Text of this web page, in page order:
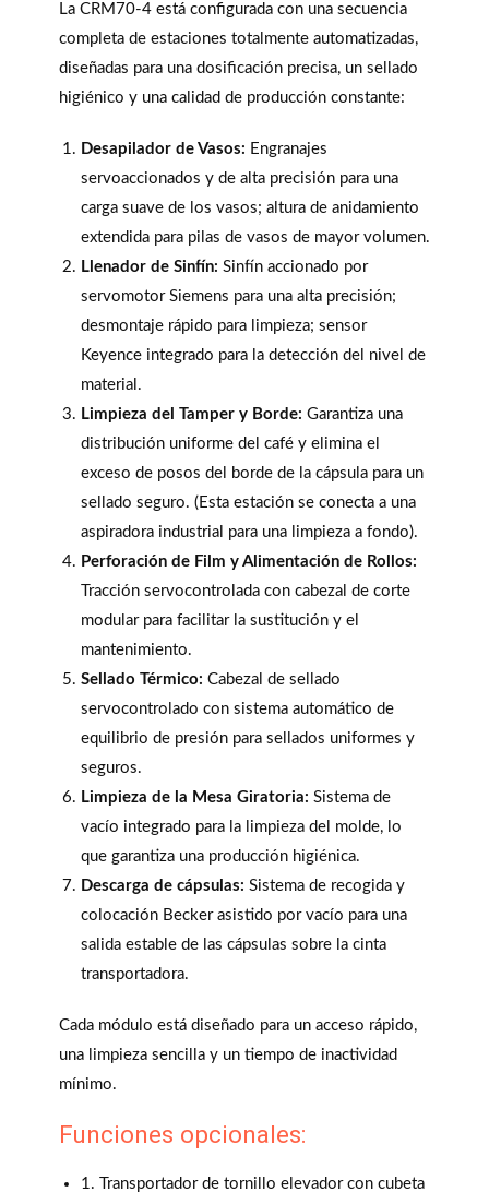
La CRM70-4 está configurada con una secuencia
completa de estaciones totalmente automatizadas,
diseñadas para una dosificación precisa, un sellado
higiénico y una calidad de producción constante:
Desapilador de Vasos: Engranajes
servoaccionados y de alta precisión para una
carga suave de los vasos; altura de anidamiento
extendida para pilas de vasos de mayor volumen.
Llenador de Sinfín: Sinfín accionado por
servomotor Siemens para una alta precisión;
desmontaje rápido para limpieza; sensor
Keyence integrado para la detección del nivel de
material.
Limpieza del Tamper y Borde: Garantiza una
distribución uniforme del café y elimina el
exceso de posos del borde de la cápsula para un
sellado seguro. (Esta estación se conecta a una
aspiradora industrial para una limpieza a fondo).
Perforación de Film y Alimentación de Rollos:
Tracción servocontrolada con cabezal de corte
modular para facilitar la sustitución y el
mantenimiento.
Sellado Térmico: Cabezal de sellado
servocontrolado con sistema automático de
equilibrio de presión para sellados uniformes y
seguros.
Limpieza de la Mesa Giratoria: Sistema de
vacío integrado para la limpieza del molde, lo
que garantiza una producción higiénica.
Descarga de cápsulas: Sistema de recogida y
colocación Becker asistido por vacío para una
salida estable de las cápsulas sobre la cinta
transportadora.
Cada módulo está diseñado para un acceso rápido,
una limpieza sencilla y un tiempo de inactividad
mínimo.
Funciones opcionales:
1. Transportador de tornillo elevador con cubeta